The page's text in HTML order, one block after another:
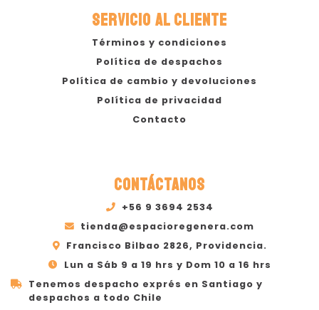
SERVICIO AL CLIENTE
Términos y condiciones
Política de despachos
Política de cambio y devoluciones
Política de privacidad
Contacto
CONTÁCTANOS
+56 9 3694 2534
tienda@espacioregenera.com
Francisco Bilbao 2826, Providencia.
Lun a Sáb 9 a 19 hrs y Dom 10 a 16 hrs
Tenemos despacho exprés en Santiago y
despachos a todo Chile